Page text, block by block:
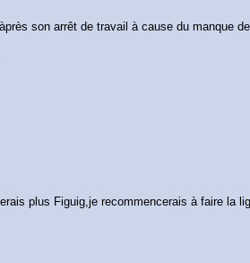
son arrêt de travail à cause du manque
plus Figuig,je recommencerais à faire la